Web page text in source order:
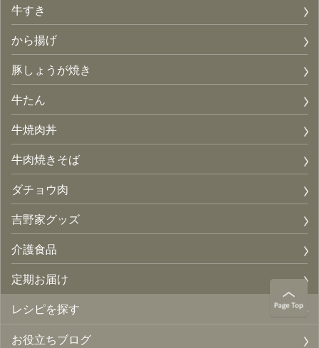
牛すき
から揚げ
豚しょうが焼き
牛たん
牛焼肉丼
牛肉焼きそば
ダチョウ肉
吉野家グッズ
介護食品
定期お届け
レシピを探す
お役立ちブログ